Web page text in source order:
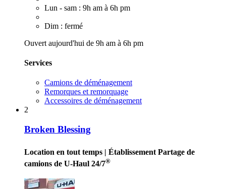
Lun - sam : 9h am à 6h pm
Dim : fermé
Ouvert aujourd'hui de 9h am à 6h pm
Services
Camions de déménagement
Remorques et remorquage
Accessoires de déménagement
2
Broken Blessing
Location en tout temps | Établissement Partage de
camions de U-Haul 24/7®